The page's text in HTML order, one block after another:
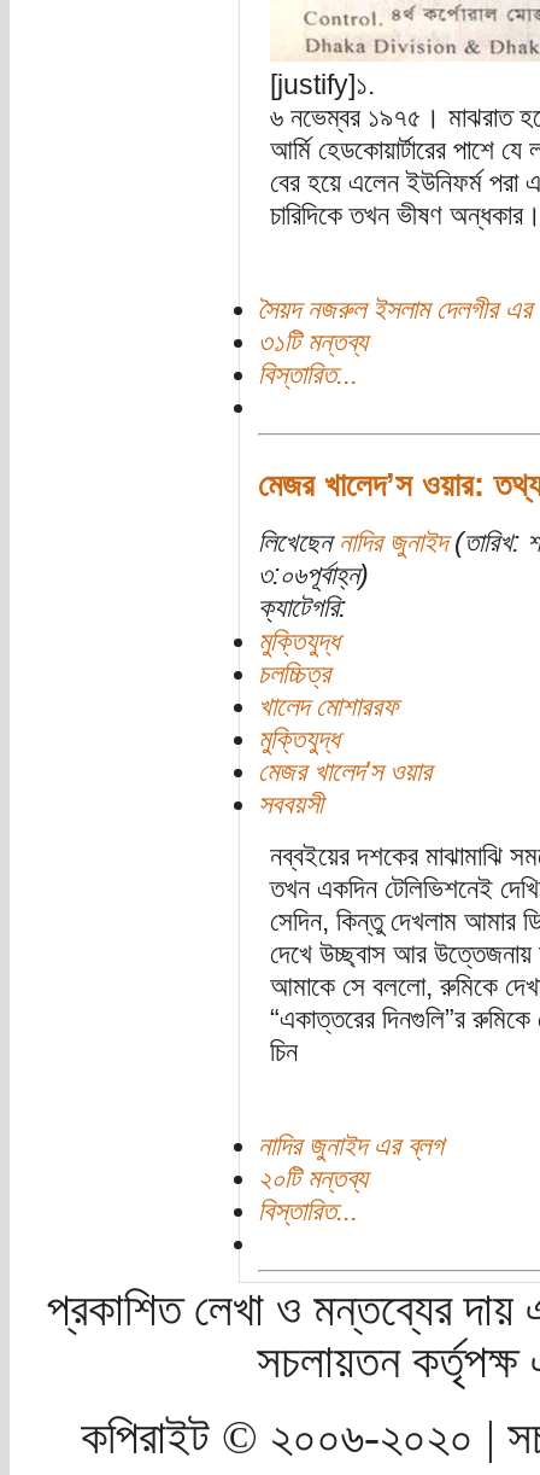
[justify]১.
৬ নভেম্বর ১৯৭৫। মাঝরাত
আর্মি হেডকোয়ার্টারের পাশে
বের হয়ে এলেন ইউনিফর্ম পরা
চারিদিকে তখন ভীষণ
সৈয়দ নজরুল ইসলাম দেলগীর এর
৩১টি মন্তব্য
বিস্তারিত...
মেজর খালেদ’স ওয়ার:
লিখেছেন নাদির জুনাইদ(তারিখ:
৩:০৬পূর্বাহ্ন)
ক্যাটেগরি:
মুক্তিযুদ্ধ
চলচ্চিত্র
খালেদ মোশাররফ
মুক্তিযুদ্ধ
মেজর খালেদ'স ওয়ার
সববয়সী
নব্বইয়ের দশকের মাঝামাঝি
তখন একদিন টেলিভিশনেই
সেদিন, কিন্তু দেখলাম আমার
দেখে উচ্ছ্বাস আর উত্তেজনায়
আমাকে সে বললো, রুমিকে
“একাত্তরের দিনগুলি”র
চিন
নাদির জুনাইদ এর ব্লগ
২০টি মন্তব্য
বিস্তারিত...
প্রকাশিত লেখা ও মন্তব্যের দায়
সচলায়তন
কপিরাইট © ২০০৬-২০২০ |